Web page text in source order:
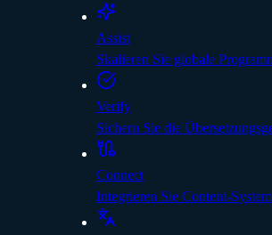
Assist
Skalieren Sie globale
Verify
Sichern Sie die
Connect
Integrieren Sie Content-